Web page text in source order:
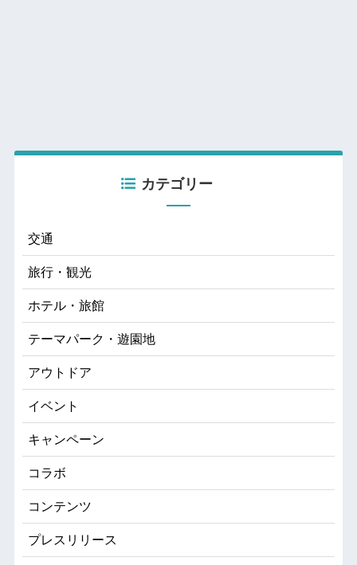
カテゴリー
交通
旅行・観光
ホテル・旅館
テーマパーク・遊園地
アウトドア
イベント
キャンペーン
コラボ
コンテンツ
プレスリリース